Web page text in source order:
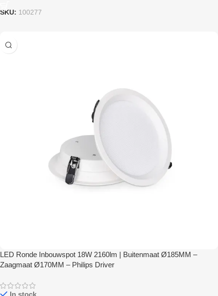
SKU: 100277
LED Ronde Inbouwspot 18W 2160lm | Buitenmaat Ø185MM –
Zaagmaat Ø170MM – Philips Driver